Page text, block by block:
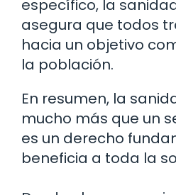
específico, la
asegura que todos
hacia un objetivo
la población.
En resumen, la
mucho más que un
es un derecho
beneficia a toda la